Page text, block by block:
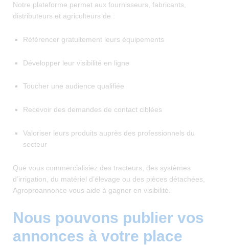
Notre plateforme permet aux fournisseurs, fabricants,
distributeurs et agriculteurs de :
Référencer gratuitement leurs équipements
Développer leur visibilité en ligne
Toucher une audience qualifiée
Recevoir des demandes de contact ciblées
Valoriser leurs produits auprès des professionnels du
secteur
Que vous commercialisiez des tracteurs, des systèmes
d’irrigation, du matériel d’élevage ou des pièces détachées,
Agroproannonce vous aide à gagner en visibilité.
Nous pouvons publier vos
annonces à votre place